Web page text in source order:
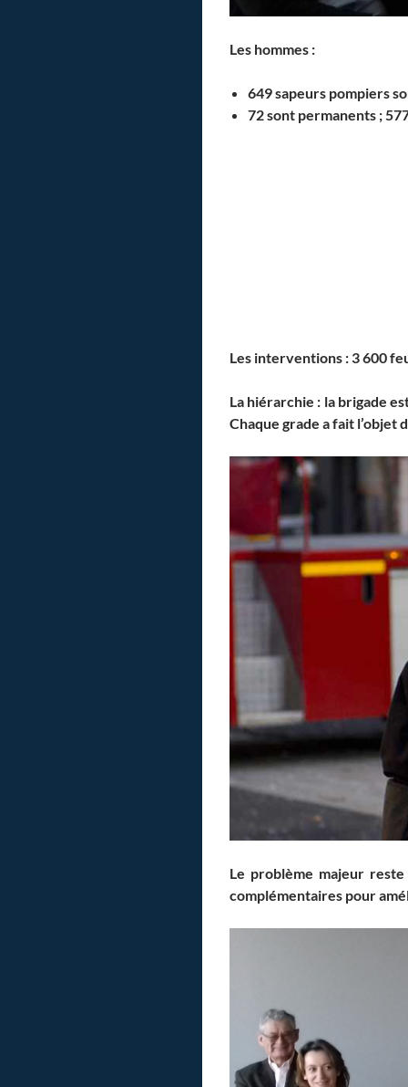
Les hommes :
649 sapeurs pompiers
72 sont permanents ;
Les interventions : 3 600
La hiérarchie : la brigade
Chaque grade a fait l’objet
Le problème majeur
complémentaires pour